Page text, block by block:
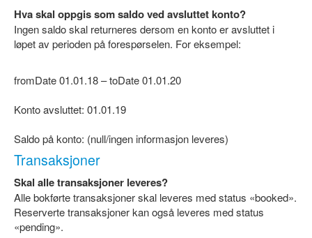
Hva skal oppgis som saldo ved avsluttet konto?
Ingen saldo skal returneres dersom en konto er avsluttet i
løpet av perioden på forespørselen. For eksempel:
fromDate 01.01.18 – toDate 01.01.20
Konto avsluttet: 01.01.19
Saldo på konto: (null/ingen informasjon leveres)
Transaksjoner
Skal alle transaksjoner leveres?
Alle bokførte transaksjoner skal leveres med status «booked».
Reserverte transaksjoner kan også leveres med status
«pending».